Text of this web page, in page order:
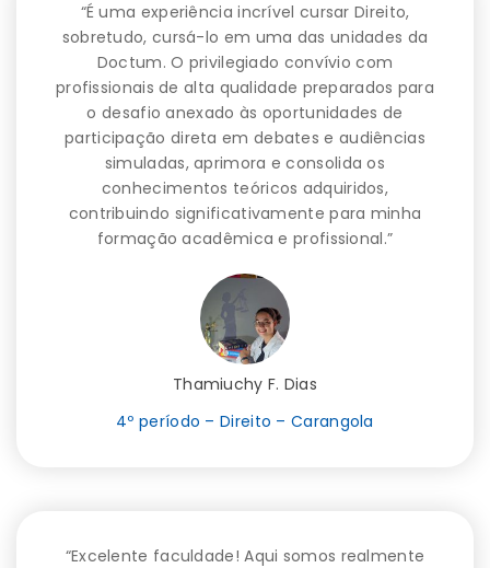
“É uma experiência incrível cursar Direito,
sobretudo, cursá-lo em uma das unidades da
Doctum. O privilegiado convívio com
profissionais de alta qualidade preparados para
o desafio anexado às oportunidades de
participação direta em debates e audiências
simuladas, aprimora e consolida os
conhecimentos teóricos adquiridos,
contribuindo significativamente para minha
formação acadêmica e profissional.”
Thamiuchy F. Dias
4º período – Direito – Carangola
“Excelente faculdade! Aqui somos realmente